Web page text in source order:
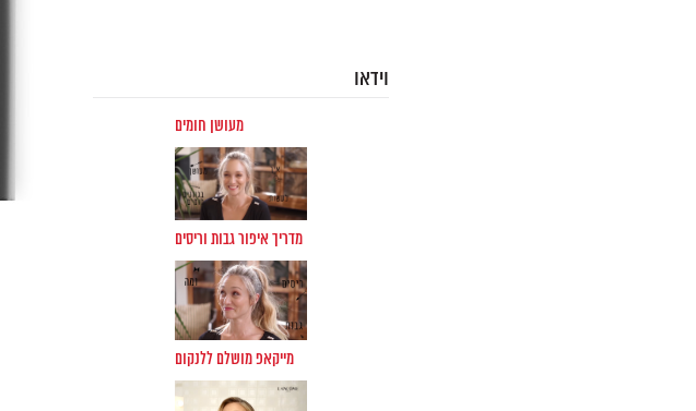
וידאו
מעושן חומים
מדריך איפור גבות וריסים
מייקאפ מושלם ללנקום